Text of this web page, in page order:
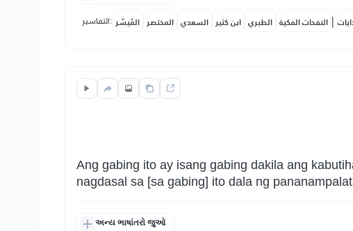
التفاسير: المُيسَّر المختصر السعدي ابن كثير الطبري النفحات المكية |
Ang gabing ito ay isang gabing dakila ang
nagdasal sa [sa gabing] ito dala ng
અન્ય ભાષાંતરો જુઓ